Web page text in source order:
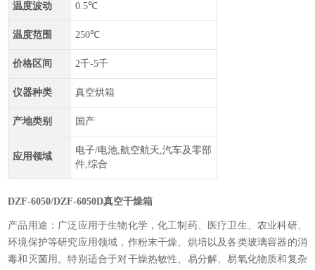
温度波动 0.5℃
温度范围 250℃
价格区间 2千-5千
仪器种类 真空烘箱
产地类别 国产
应用领域
电子/电池,航空航天,汽车及零部
件,综合
DZF-6050/DZF-6050D真空干燥箱
产品用途：广泛应用于生物化学，化工制药、医疗卫生、农业科研、
环境保护等研究应用领域，作粉末干燥、烘培以及各类玻璃容器的消
毒和灭菌用。特别适合于对干燥热敏性、易分解、易氧化物质和复杂